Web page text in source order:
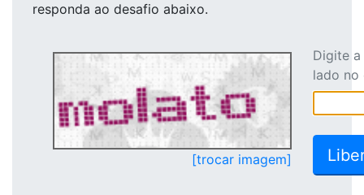
responda ao desafio abaixo.
[trocar imagem]
Digite
lado no